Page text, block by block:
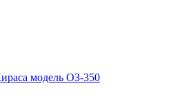
модель ОЗ-350